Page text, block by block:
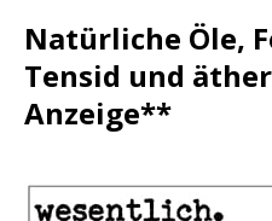
Natürliche Öle,
Tensid und
Anzeige**